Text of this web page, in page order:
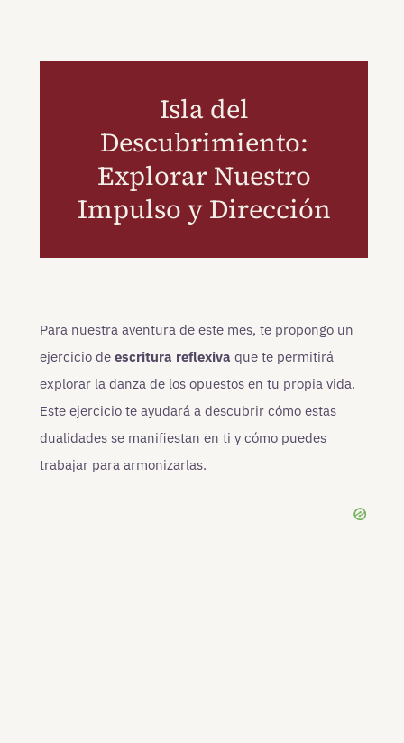
Isla del
Descubrimiento:
Explorar Nuestro
Impulso y Dirección
Para nuestra aventura de este mes, te propongo un
ejercicio de escritura reflexiva que te permitirá
explorar la danza de los opuestos en tu propia vida.
Este ejercicio te ayudará a descubrir cómo estas
dualidades se manifiestan en ti y cómo puedes
trabajar para armonizarlas.